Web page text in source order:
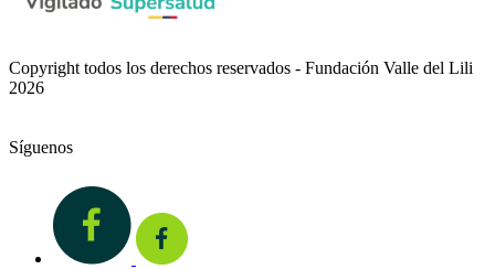
Copyright todos los derechos reservados - Fundación Valle del Lili
2026
Síguenos